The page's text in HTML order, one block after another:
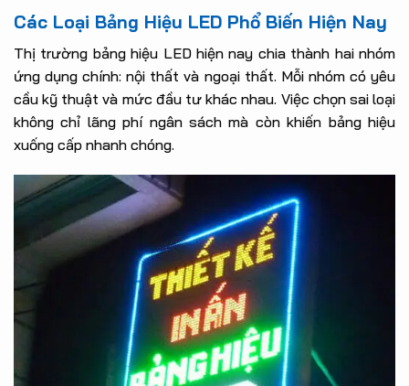
Các Loại Bảng Hiệu LED Phổ Biến Hiện Nay
Thị trường bảng hiệu LED hiện nay chia thành hai nhóm
ứng dụng chính: nội thất và ngoại thất. Mỗi nhóm có yêu
cầu kỹ thuật và mức đầu tư khác nhau. Việc chọn sai loại
không chỉ lãng phí ngân sách mà còn khiến bảng hiệu
xuống cấp nhanh chóng.